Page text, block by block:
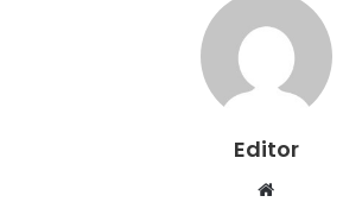
Editor
Website